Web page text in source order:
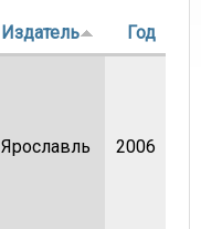
Издатель Год
Ярославль 2006